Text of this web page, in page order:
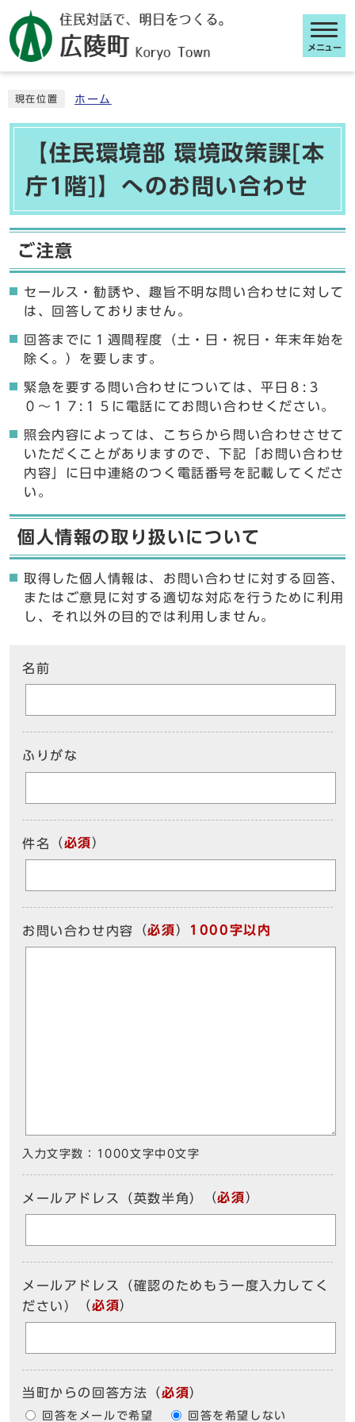
メニュー
現在位置 ホーム
【住民環境部 環境政策課[本
庁1階]】へのお問い合わせ
ご注意
セールス・勧誘や、趣旨不明な問い合わせに対して
は、回答しておりません。
回答までに１週間程度（土・日・祝日・年末年始を
除く。）を要します。
緊急を要する問い合わせについては、平日８:３
０〜１７:１５に電話にてお問い合わせください。
照会内容によっては、こちらから問い合わせさせて
いただくことがありますので、下記「お問い合わせ
内容」に日中連絡のつく電話番号を記載してくださ
い。
個人情報の取り扱いについて
取得した個人情報は、お問い合わせに対する回答、
またはご意見に対する適切な対応を行うために利用
し、それ以外の目的では利用しません。
名前
ふりがな
件名 （必須）
お問い合わせ内容 （必須） 1000字以内
入力文字数： 1000文字中 0文字
メールアドレス（英数半角） （必須）
メールアドレス（確認のためもう一度入力してく
ださい）
（必須）
当町からの回答方法 （必須）
回答をメールで希望 回答を希望しない